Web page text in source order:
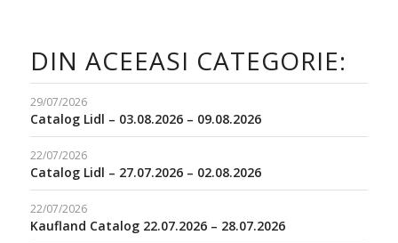
DIN ACEEASI CATEGORIE:
29/07/2026
Catalog Lidl – 03.08.2026 – 09.08.2026
22/07/2026
Catalog Lidl – 27.07.2026 – 02.08.2026
22/07/2026
Kaufland Catalog 22.07.2026 – 28.07.2026